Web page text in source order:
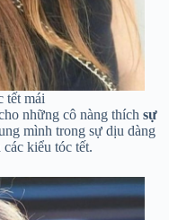
tết mái
những cô nàng thích sự
mình trong sự dịu dàng
kiểu tóc tết.